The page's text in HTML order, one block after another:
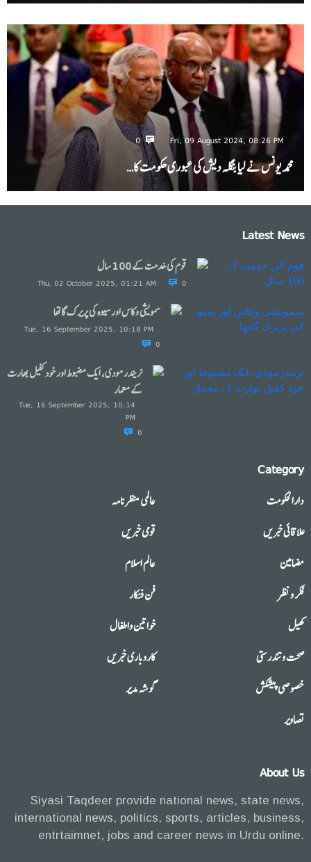
Fri, 09 August 2024, 08:26 PM
0
محمد یونس نے لیا بنگلہ دیش کی عبوری حکومت کا…
Latest News
قوم کی خدمت کے 100 سال
Thu, 02 October 2025, 01:21 AM 0
سمویشی وکاس اور سیوہ کی پریرک گاتھا
Tue, 16 September 2025, 10:18 PM
0
نریندرمودی، ایک مضبوط اور خود کفیل بھارت
کے معمار
Tue, 16 September 2025, 10:14
PM
0
Category
دارالحکومت
عالمی منظرنامہ
علاقائی خبریں
قومی خبریں
مضامین
عالم اسلام
فکر و نظر
فن فنکار
کھیل
خواتین واطفال
صحت وتندرستی
کاروباری خبریں
خصوصی پیشکش
گوشہ مدیر
تصاویر
About Us
Siyasi Taqdeer provide national news, state news,
international news, politics, sports, articles, business,
entrtaimnet, jobs and career news in Urdu online.